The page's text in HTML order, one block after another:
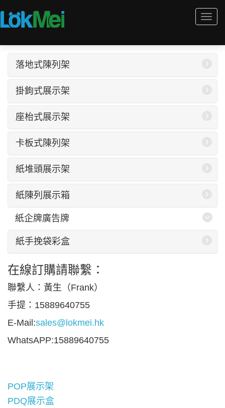
落地式陳列架
掛鉤式展示架
座枱式展示架
卡板式陳列架
紙堆頭展示架
紙陳列展示箱
紙企牌廣告牌
紙手挽袋彩盒
在線訂購請聯繫：
聯繫人：黃生（Frank）
手提：15889640755
E-Mail:sales@lokmei.hk
WhatsAPP:15889640755
POP展示架
PDQ展示盒